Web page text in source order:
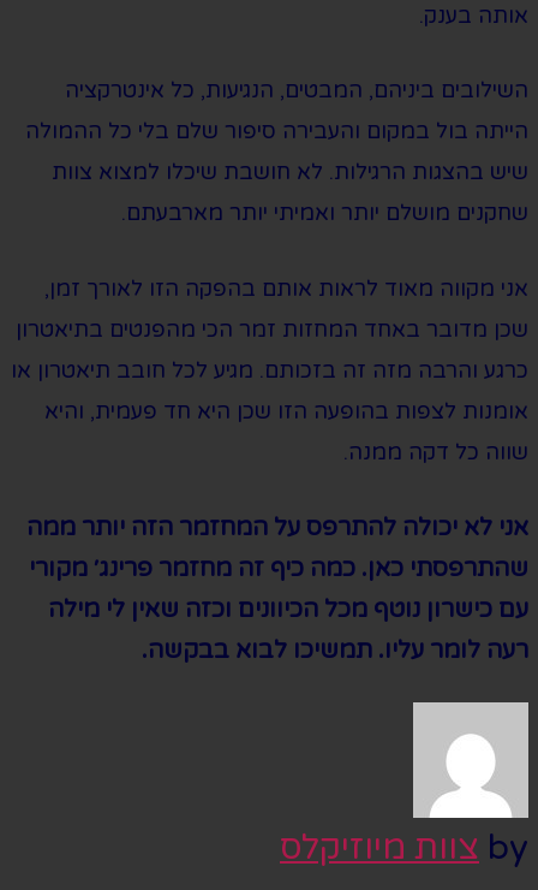
אותה בענק.
השילובים ביניהם, המבטים, הנגיעות, כל אינטרקציה
הייתה בול במקום והעבירה סיפור שלם בלי כל ההמולה
שיש בהצגות הרגילות. לא חושבת שיכלו למצוא צוות
שחקנים מושלם יותר ואמיתי יותר מארבעתם.
אני מקווה מאוד לראות אותם בהפקה הזו לאורך זמן,
שכן מדובר באחד המחזות זמר הכי מהפנטים בתיאטרון
כרגע והרבה מזה זה בזכותם. מגיע לכל חובב תיאטרון או
אומנות לצפות בהופעה הזו שכן היא חד פעמית, והיא
שווה כל דקה ממנה.
אני לא יכולה להתרפס על המחזמר הזה יותר ממה
שהתרפסתי כאן. כמה כיף זה מחזמר פרינג׳ מקורי
עם כישרון נוטף מכל הכיוונים וכזה שאין לי מילה
רעה לומר עליו. תמשיכו לבוא בבקשה.
by צוות מיוזיקלס